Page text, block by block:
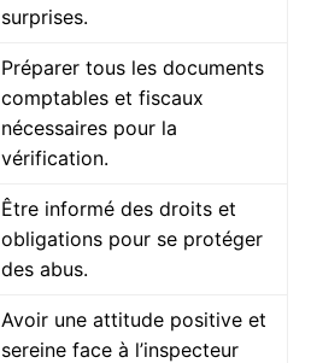
surprises.
Préparer tous les documents
comptables et fiscaux
nécessaires pour la
vérification.
Être informé des droits et
obligations pour se protéger
des abus.
Avoir une attitude positive et
sereine face à l’inspecteur